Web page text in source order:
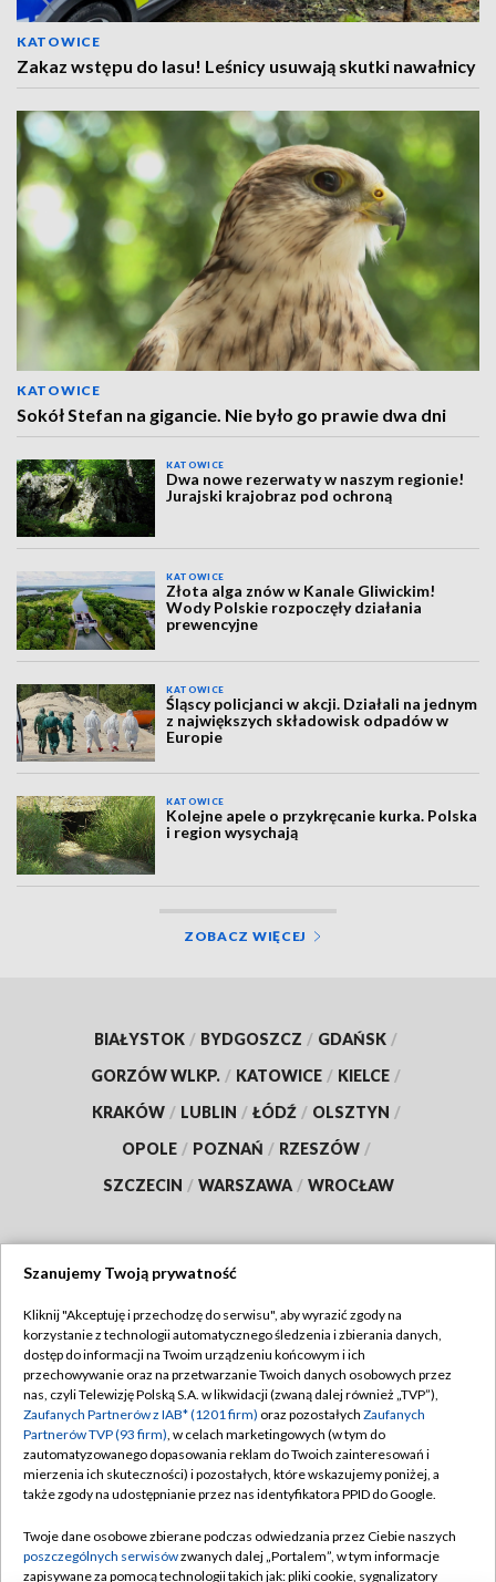
KATOWICE
Zakaz wstępu do lasu! Leśnicy usuwają skutki nawałnicy
KATOWICE
Sokół Stefan na gigancie. Nie było go prawie dwa dni
KATOWICE
Dwa nowe rezerwaty w naszym regionie!
Jurajski krajobraz pod ochroną
KATOWICE
Złota alga znów w Kanale Gliwickim!
Wody Polskie rozpoczęły działania
prewencyjne
KATOWICE
Śląscy policjanci w akcji. Działali na jednym
z największych składowisk odpadów w
Europie
KATOWICE
Kolejne apele o przykręcanie kurka. Polska
i region wysychają
ZOBACZ WIĘCEJ
BIAŁYSTOK / BYDGOSZCZ / GDAŃSK /
GORZÓW WLKP. / KATOWICE / KIELCE /
KRAKÓW / LUBLIN / ŁÓDŹ / OLSZTYN /
OPOLE / POZNAŃ / RZESZÓW /
SZCZECIN / WARSZAWA / WROCŁAW
TVP
Abonament TVP
Emisja w TVP
Centrum informacji TVP
Naziemna Telewizja Cyfrowa
Rada Programowa
Regulamin TVP
Polityka prywatności
Moje zgody
Pomoc
Kontakt
Szanujemy Twoją prywatność
Kliknij "Akceptuję i przechodzę do serwisu", aby wyrazić zgody na
korzystanie z technologii automatycznego śledzenia i zbierania danych,
dostęp do informacji na Twoim urządzeniu końcowym i ich
przechowywanie oraz na przetwarzanie Twoich danych osobowych przez
nas, czyli Telewizję Polską S.A. w likwidacji (zwaną dalej również „TVP”),
Zaufanych Partnerów z IAB* (1201 firm) oraz pozostałych Zaufanych
Partnerów TVP (93 firm), w celach marketingowych (w tym do
zautomatyzowanego dopasowania reklam do Twoich zainteresowań i
mierzenia ich skuteczności) i pozostałych, które wskazujemy poniżej, a
także zgody na udostępnianie przez nas identyfikatora PPID do Google.
Twoje dane osobowe zbierane podczas odwiedzania przez Ciebie naszych
poszczególnych serwisówzwanych dalej „Portalem”, w tym informacje
zapisywane za pomocą technologii takich jak: pliki cookie, sygnalizatory